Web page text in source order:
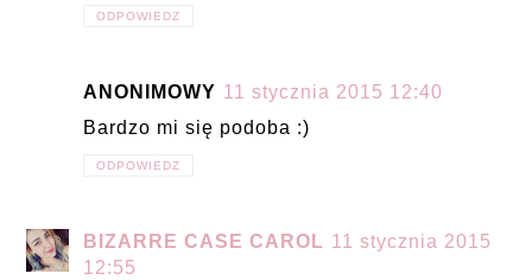
ODPOWIEDZ
ANONIMOWY 11 stycznia 2015 12:40
Bardzo mi się podoba :)
ODPOWIEDZ
BIZARRE CASE CAROL 11 stycznia 2015
12:55